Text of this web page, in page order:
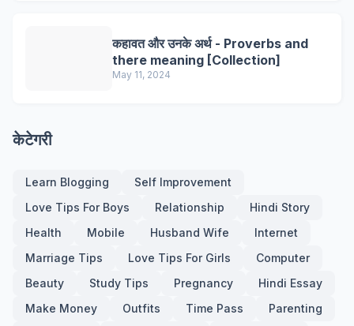
कहावत और उनके अर्थ - Proverbs and
there meaning [Collection]
May 11, 2024
केटेगरी
Learn Blogging
Self Improvement
Love Tips For Boys
Relationship
Hindi Story
Health
Mobile Husband Wife
Internet
Marriage Tips
Love Tips For Girls
Computer
Beauty
Study Tips Pregnancy
Hindi Essay
Make Money
Outfits Time Pass
Parenting